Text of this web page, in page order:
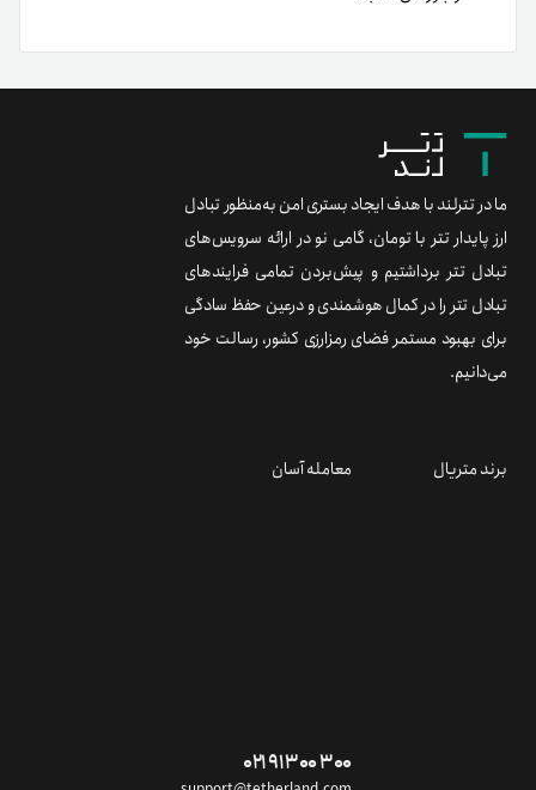
ما در تترلند با هدف ایجاد بستری امن به‌منظور تبادل
ارز پایدار تتر با تومان، گامی نو در ارائه سرویس‌های
تبادل تتر برداشتیم و پیش‌بردن تمامی فرایندهای
تبادل تتر را در کمال هوشمندی و درعین حفظ سادگی
برای بهبود مستمر فضای رمزارزی کشور، رسالت خود
می‌دانیم.
برند متریال معامله آسان
۰۲۱ ۹۱ ۳۰۰ ۳۰۰